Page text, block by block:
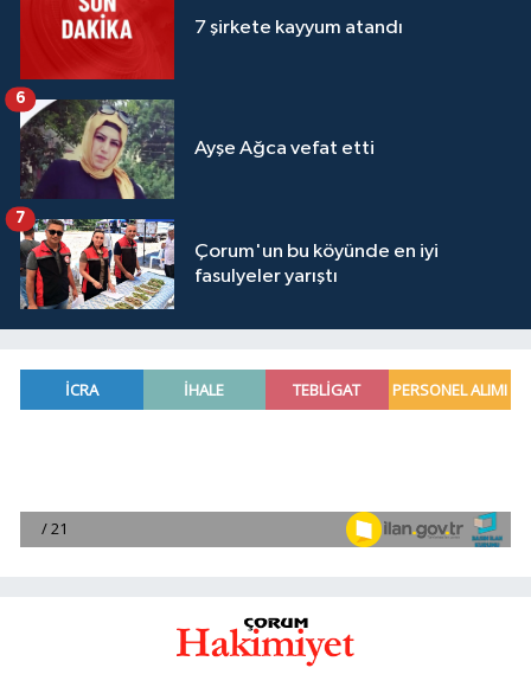
7 şirkete kayyum atandı
Ayşe Ağca vefat etti
6
Çorum'un bu köyünde en iyi
fasulyeler yarıştı
7